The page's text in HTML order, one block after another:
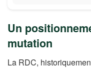
Un
mutation
La RDC,